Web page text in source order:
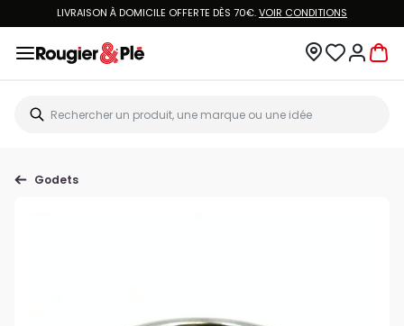
LIVRAISON À DOMICILE OFFERTE DÈS 70€.VOIR CONDITIONS
Godets